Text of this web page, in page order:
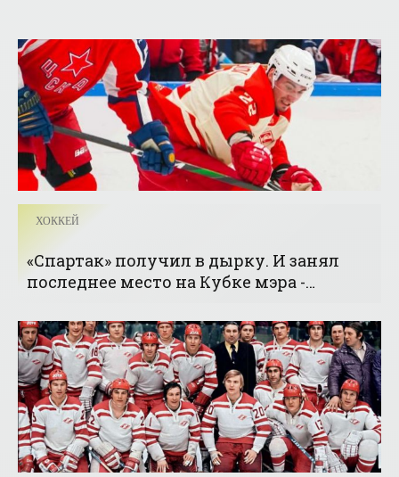
ХОККЕЙ
«Спартак» получил в дырку. И занял
последнее место на Кубке мэра -